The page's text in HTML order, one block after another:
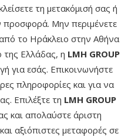
τη μετακόμισή σας ή
προσφορά. Μην περιμένετε
το Ηράκλειο στην Αθήνα
της Ελλάδας, η LMH GROUP
για εσάς. Επικοινωνήστε
πληροφορίες και για να
Επιλέξτε τη LMH GROUP
και απολαύστε άριστη
αξιόπιστες μεταφορές σε